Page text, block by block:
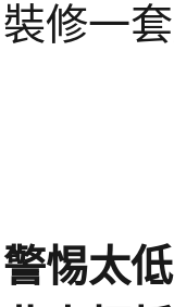
裝修一
警惕太